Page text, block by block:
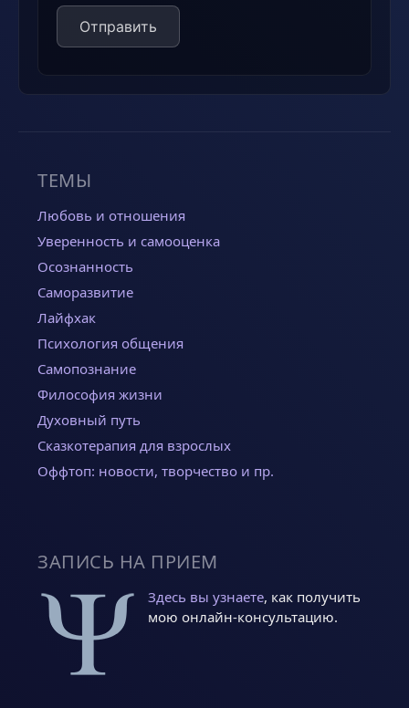
ТЕМЫ
Любовь и отношения
Уверенность и самооценка
Осознанность
Саморазвитие
Лайфхак
Психология общения
Самопознание
Философия жизни
Духовный путь
Сказкотерапия для взрослых
Оффтоп: новости, творчество и пр.
ЗАПИСЬ НА ПРИЕМ
Здесь вы узнаете, как получить
мою онлайн-консультацию.